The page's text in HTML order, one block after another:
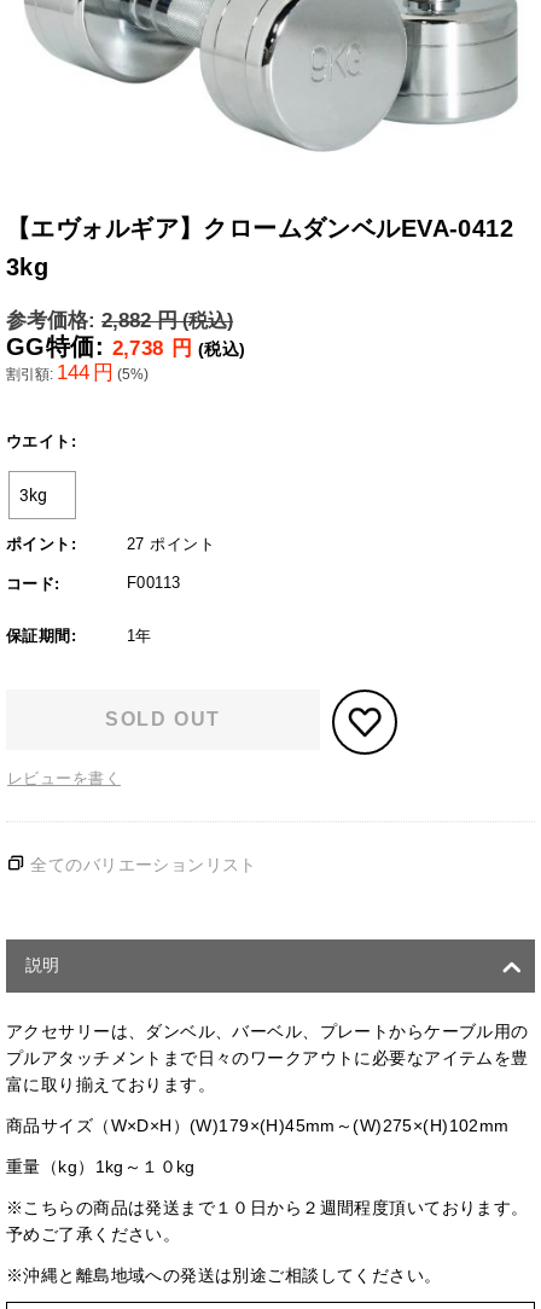
【エヴォルギア】クロームダンベルEVA-0412
3kg
参考価格: 2,882 円(税込)
GG特価: 2,738 円 (税込)
割引額: 144 円 (5%)
ウエイト:
ポイント: 27 ポイント
コード: F00113
保証期間: 1年
SOLD OUT
レビューを書く
全てのバリエーションリスト
説明
アクセサリーは、ダンベル、バーベル、プレートからケーブル用の
プルアタッチメントまで日々のワークアウトに必要なアイテムを豊
富に取り揃えております。
商品サイズ（W×D×H）(W)179×(H)45mm～(W)275×(H)102mm
重量（kg）1kg～１０kg
※こちらの商品は発送まで１０日から２週間程度頂いております。
予めご了承ください。
※沖縄と離島地域への発送は別途ご相談してください。